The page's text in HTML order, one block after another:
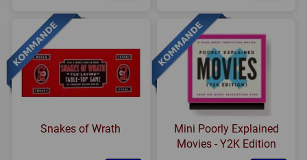
Snakes of Wrath
Mini Poorly Explained
Movies - Y2K Edition